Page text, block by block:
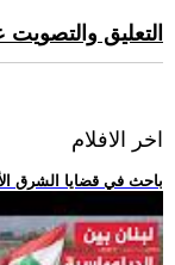
التعليق
اخر الافلام
.. باحث في قضايا الشرق